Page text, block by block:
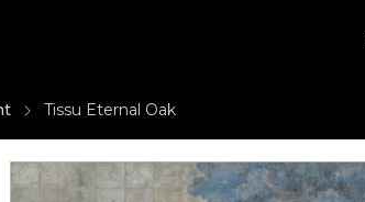
Tissu Eternal Oak